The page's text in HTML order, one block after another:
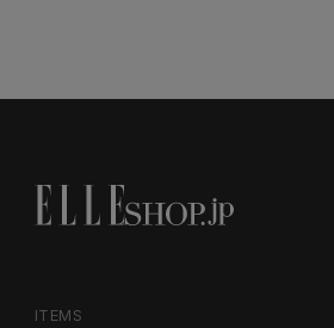
ITEMS